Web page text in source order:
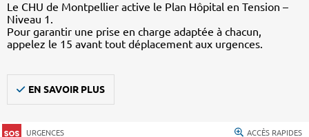
Le CHU de Montpellier active le Plan Hôpital en Tension –
Niveau 1.
Pour garantir une prise en charge adaptée à chacun,
appelez le 15 avant tout déplacement aux urgences.
EN SAVOIR PLUS
URGENCES ACCÈS RAPIDES